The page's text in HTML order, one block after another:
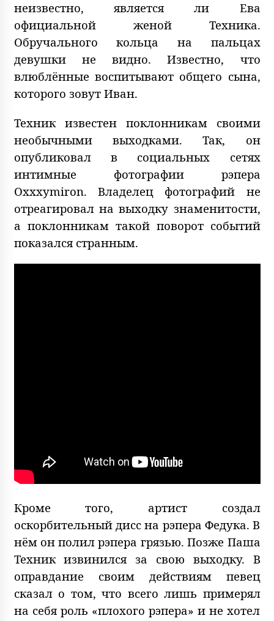
неизвестно, является ли Ева
официальной женой Техника.
Обручального кольца на пальцах
девушки не видно. Известно, что
влюблённые воспитывают общего сына,
которого зовут Иван.
Техник известен поклонникам своими
необычными выходками. Так, он
опубликовал в социальных сетях
интимные фотографии рэпера
Oxxxymiron. Владелец фотографий не
отреагировал на выходку знаменитости,
а поклонникам такой поворот событий
показался странным.
Кроме того, артист создал
оскорбительный дисс на рэпера Федука. В
нём он полил рэпера грязью. Позже Паша
Техник извинился за свою выходку. В
оправдание своим действиям певец
сказал о том, что всего лишь примерял
на себя роль «плохого рэпера» и не хотел